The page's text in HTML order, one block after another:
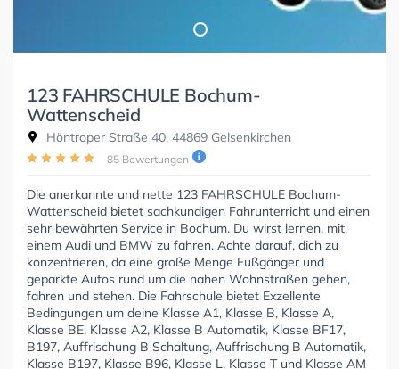
123 FAHRSCHULE Bochum-
Wattenscheid
Höntroper Straße 40, 44869 Gelsenkirchen
85 Bewertungen
Die anerkannte und nette 123 FAHRSCHULE Bochum-
Wattenscheid bietet sachkundigen Fahrunterricht und einen
sehr bewährten Service in Bochum. Du wirst lernen, mit
einem Audi und BMW zu fahren. Achte darauf, dich zu
konzentrieren, da eine große Menge Fußgänger und
geparkte Autos rund um die nahen Wohnstraßen gehen,
fahren und stehen. Die Fahrschule bietet Exzellente
Bedingungen um deine Klasse A1, Klasse B, Klasse A,
Klasse BE, Klasse A2, Klasse B Automatik, Klasse BF17,
B197, Auffrischung B Schaltung, Auffrischung B Automatik,
Klasse B197, Klasse B96, Klasse L, Klasse T und Klasse AM